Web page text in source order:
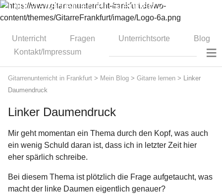
Dipl.-Gitarrenlehrer Stephan Zitzmann
Unterricht Fragen Unterrichtsorte
Blog
Kontakt/Impressum
≡
Gitarrenunterricht in Frankfurt > Mein Blog > Gitarre lernen > Linker
Daumendruck
Linker Daumendruck
Mir geht momentan ein Thema durch den Kopf, was auch
ein wenig Schuld daran ist, dass ich in letzter Zeit hier
eher spärlich schreibe.
Bei diesem Thema ist plötzlich die Frage aufgetaucht, was
macht der linke Daumen eigentlich genauer?